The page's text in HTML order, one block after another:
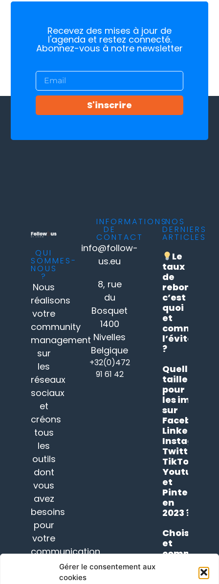
Gérer le consentement aux
cookies
Recevez des mises à jour de
l'agenda et restez connecté.
Abonnez-vous à notre newsletter
S'inscrire
QUI
SOMMES-
NOUS
?
Nous
réalisons
votre
community
management
sur
les
réseaux
sociaux
et
créons
tous
les
outils
dont
vous
avez
besoins
pour
votre
communication
depuis
INFORMATIONS
DE
CONTACT
info@follow-
us.eu
8, rue
du
Bosquet
1400
Nivelles
Belgique
+32(0)472
91 61 42
NOS
DERNIERS
ARTICLES
Le
taux
de
rebond
c’est
quoi
et
comment
l’éviter
?
Quelle
taille
pour
les images
sur
Facebook,
LinkedIn,
Instagram,
Twitter,
TikTok,
Youtube
et
Pinterest
en
2023 ?
Choisir
et